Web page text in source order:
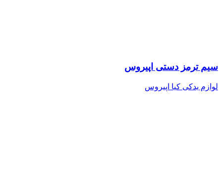
سیم ترمز دستی اپیروس
لوازم یدکی کیا اپیروس